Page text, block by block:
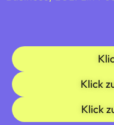
Klick
Klick